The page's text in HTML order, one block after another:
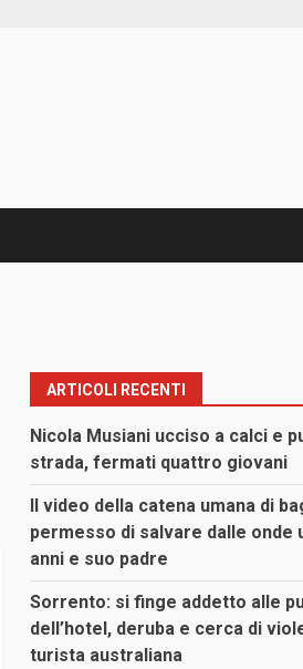
ARTICOLI RECENTI
Nicola Musiani ucciso a calci e
strada, fermati quattro giovani
Il video della catena umana di
permesso di salvare dalle onde
anni e suo padre
Sorrento: si finge addetto alle
dell’hotel, deruba e cerca di
turista australiana